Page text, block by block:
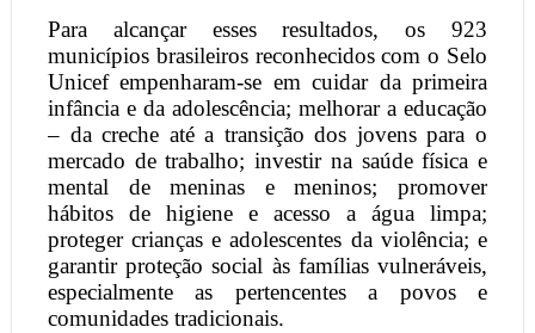
Para alcançar esses resultados, os 923
municípios brasileiros reconhecidos com o Selo
Unicef empenharam-se em cuidar da primeira
infância e da adolescência; melhorar a educação
– da creche até a transição dos jovens para o
mercado de trabalho; investir na saúde física e
mental de meninas e meninos; promover
hábitos de higiene e acesso a água limpa;
proteger crianças e adolescentes da violência; e
garantir proteção social às famílias vulneráveis,
especialmente as pertencentes a povos e
comunidades tradicionais.